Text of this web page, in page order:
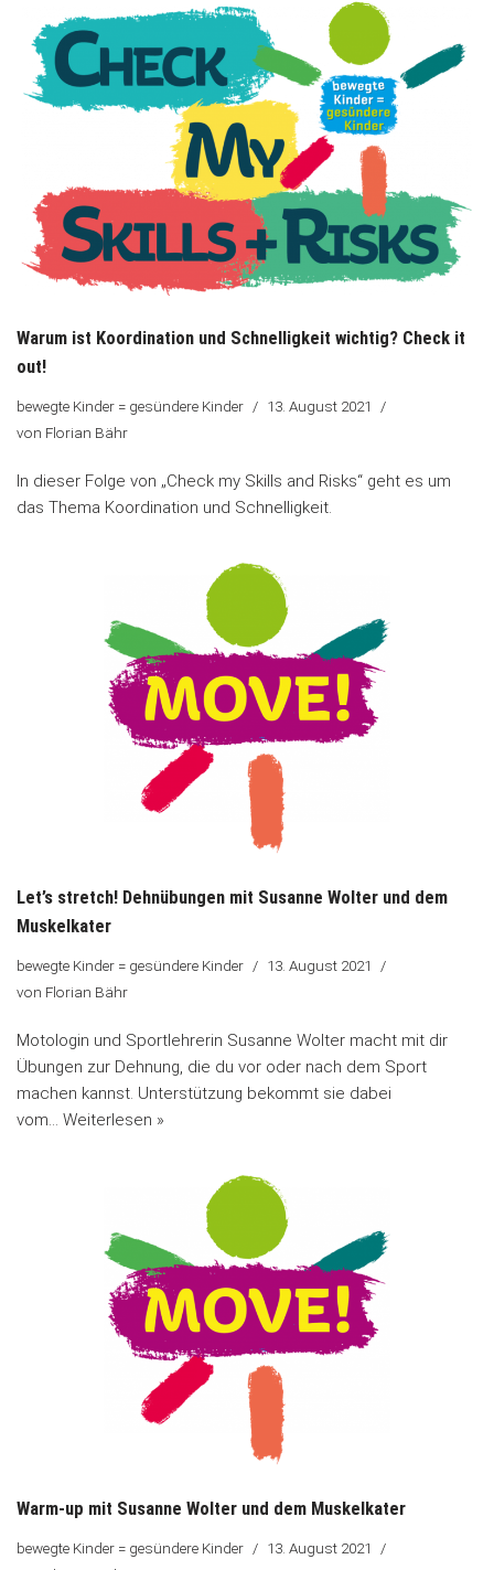
Warum ist Koordination und Schnelligkeit wichtig? Check it
out!
bewegte Kinder = gesündere Kinder
13. August 2021
von Florian Bähr
In dieser Folge von „Check my Skills and Risks“ geht es um
das Thema Koordination und Schnelligkeit.
Let’s stretch! Dehnübungen mit Susanne Wolter und dem
Muskelkater
bewegte Kinder = gesündere Kinder
13. August 2021
von Florian Bähr
Motologin und Sportlehrerin Susanne Wolter macht mit dir
Übungen zur Dehnung, die du vor oder nach dem Sport
machen kannst. Unterstützung bekommt sie dabei
vom… Weiterlesen »
Warm-up mit Susanne Wolter und dem Muskelkater
bewegte Kinder = gesündere Kinder
13. August 2021